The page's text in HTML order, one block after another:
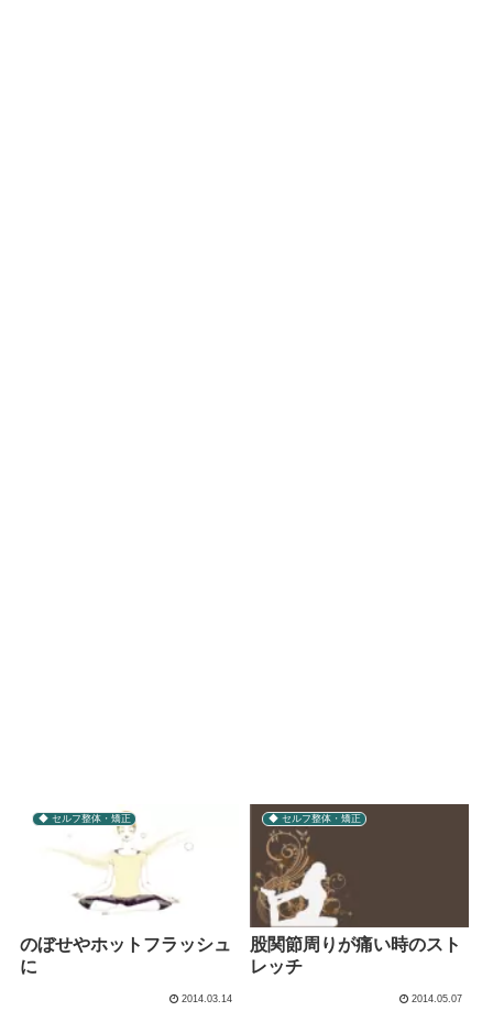
◆ セルフ整体・矯正
のぼせやホットフラッシュ
に
2014.03.14
◆ セルフ整体・矯正
股関節周りが痛い時のスト
レッチ
2014.05.07